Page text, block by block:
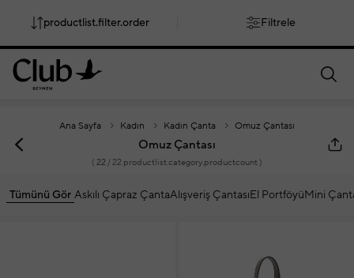
smartbanner.popup.text smartbanner.popup.buttontext
Ana Sayfa Kadın Kadın Çanta Omuz Çantası
Omuz Çantası
( 22/ 22 productlist.category.productcount )
Askılı Çapraz ÇantaAlışveriş ÇantasıEl PortföyüMini
Tümünü Gör
productlist.filter.order Filtrele